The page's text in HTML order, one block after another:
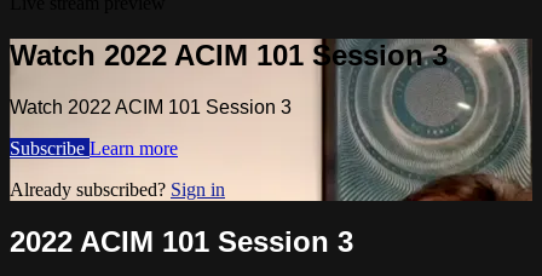
Watch 2022 ACIM 101 Session 3
Watch 2022 ACIM 101 Session 3
Subscribe Learn more
Already subscribed? Sign in
2022 ACIM 101 Session 3